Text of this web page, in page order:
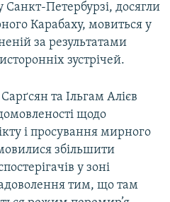
Санкт-Петербурзі, досягли
Карабаху, мовиться у
за результатами
зустрічей.
та Ільгам Алієв
щодо
і просування мирного
збільшити
у зоні
тим, що там